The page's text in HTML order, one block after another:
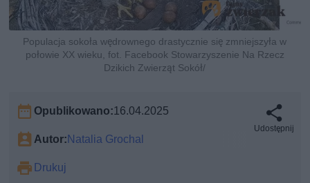
Populacja sokoła wędrownego drastycznie się zmniejszyła w
połowie XX wieku, fot. Facebook Stowarzyszenie Na Rzecz
Dzikich Zwierząt Sokół/
Opublikowano:16.04.2025
Autor:Natalia Grochal
Drukuj
Udostępnij